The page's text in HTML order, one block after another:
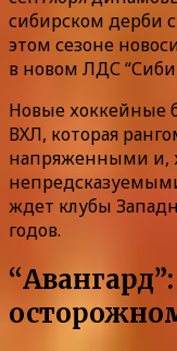
сибирском дерби
этом сезоне
в новом ЛДС
Новые хоккейные
ВХЛ, которая
напряженными и,
ждет клубы
годов.